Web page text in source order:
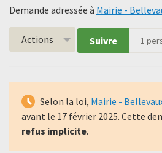
Demande adressée à Mairie -
Actions Suivre 1
Selon la loi, Mairie -
avant le 17 février 2025. Cette
refus implicite.